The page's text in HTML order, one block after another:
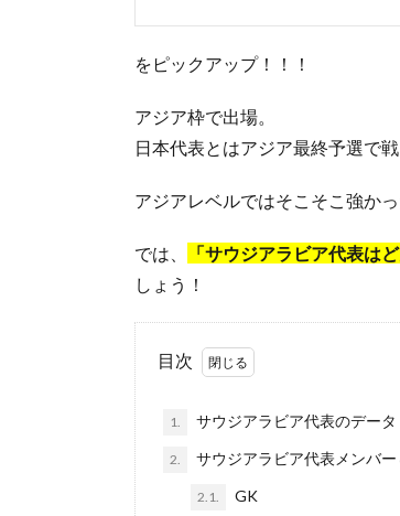
をピックアップ！！！
アジア枠で出場。
日本代表とはアジア最終予選で
アジアレベルではそこそこ強か
では、 「サウジアラビア代表は
しょう！
目次
1. サウジアラビア代表のデータ
2. サウジアラビア代表メンバ
2.1. GK